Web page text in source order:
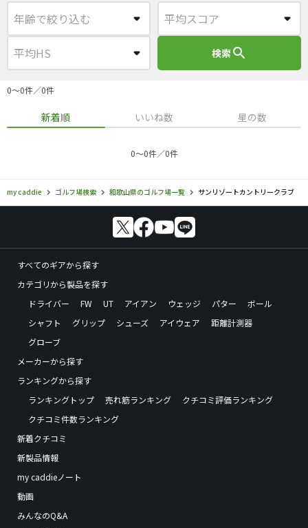
検索search
0〜0件／0件
新着順 いいね数 星の数
0〜0件／0件
my caddie ゴルフ場検索 和歌山県のゴルフ場一覧 サンリゾートカントリークラブ
すべてのギアから探す
カテゴリから製品を探す
ドライバー
FW UT アイアン ウェッジ パター
ボール
シャフト
グリップ シューズ アイウェア
距離計測器
グローブ
メーカーから探す
ランキングから探す
ランキングトップ
売れ筋ランキング
クチコミ評価ランキング
クチコミ件数ランキング
新着クチコミ
新製品情報
my caddieノート
動画
みんなのQ&A